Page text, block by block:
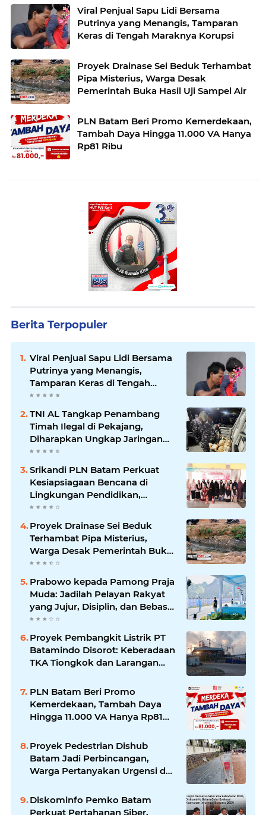
Viral Penjual Sapu Lidi Bersama
Putrinya yang Menangis, Tamparan
Keras di Tengah Maraknya Korupsi
Proyek Drainase Sei Beduk Terhambat
Pipa Misterius, Warga Desak
Pemerintah Buka Hasil Uji Sampel Air
PLN Batam Beri Promo Kemerdekaan,
Tambah Daya Hingga 11.000 VA Hanya
Rp81 Ribu
Berita Terpopuler
Viral Penjual Sapu Lidi Bersama
Putrinya yang Menangis,
Tamparan Keras di Tengah
Maraknya Korupsi
TNI AL Tangkap Penambang
Timah Ilegal di Pekajang,
Diharapkan Ungkap Jaringan
hingga Dalang Utama
Srikandi PLN Batam Perkuat
Kesiapsiagaan Bencana di
Lingkungan Pendidikan,
Serahkan APAR dan Rambu K3
Proyek Drainase Sei Beduk
Terhambat Pipa Misterius,
Warga Desak Pemerintah Buka
Hasil Uji Sampel Air
Prabowo kepada Pamong Praja
Muda: Jadilah Pelayan Rakyat
yang Jujur, Disiplin, dan Bebas
Korupsi
Proyek Pembangkit Listrik PT
Batamindo Disorot: Keberadaan
TKA Tiongkok dan Larangan
Perhatian
PLN Batam Beri Promo
Kemerdekaan, Tambah Daya
Hingga 11.000 VA Hanya Rp81
Proyek Pedestrian Dishub
Batam Jadi Perbincangan,
Warga Pertanyakan Urgensi dan
Diskominfo Pemko Batam
Perkuat Pertahanan Siber,